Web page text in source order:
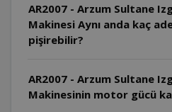
AR2007 - Arzum Sultane
Makinesi Aynı anda kaç
pişirebilir?
AR2007 - Arzum Sultane
Makinesinin motor gücü